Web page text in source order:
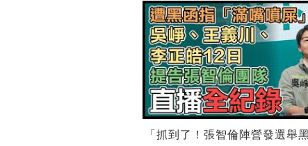
「抓到了！張智倫陣營發選舉